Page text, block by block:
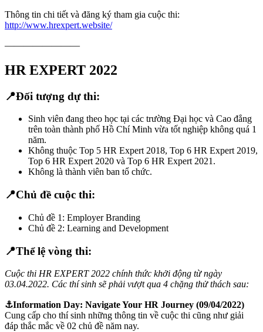
Thông tin chi tiết và đăng ký tham gia cuộc thi:
http://www.hrexpert.website/
————————
HR EXPERT 2022
📍Đối tượng dự thi:
Sinh viên đang theo học tại các trường Đại học và Cao đẳng
trên toàn thành phố Hồ Chí Minh vừa tốt nghiệp không quá 1
năm.
Không thuộc Top 5 HR Expert 2018, Top 6 HR Expert 2019,
Top 6 HR Expert 2020 và Top 6 HR Expert 2021.
Không là thành viên ban tổ chức.
📍Chủ đề cuộc thi:
Chủ đề 1: Employer Branding
Chủ đề 2: Learning and Development
📍Thể lệ vòng thi:
Cuộc thi HR EXPERT 2022 chính thức khởi động từ ngày
03.04.2022. Các thí sinh sẽ phải vượt qua 4 chặng thử thách sau:
⚓️Information Day: Navigate Your HR Journey (09/04/2022)
Cung cấp cho thí sinh những thông tin về cuộc thi cũng như giải
đáp thắc mắc về 02 chủ đề năm nay.